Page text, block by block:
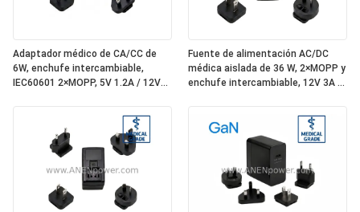
Adaptador médico de CA/CC de
6W, enchufe intercambiable,
IEC60601 2×MOPP, 5V 1.2A / 12V
Fuente de alimentación AC/DC
médica aislada de 36 W, 2×MOPP y
enchufe intercambiable, 12V 3A /